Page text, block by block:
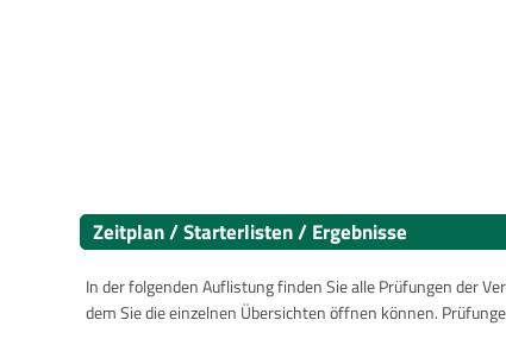
Zeitplan / Starterlisten / Ergebnisse
In der folgenden Auflistung finden Sie alle Prüfungen der
dem Sie die einzelnen Übersichten öffnen können.